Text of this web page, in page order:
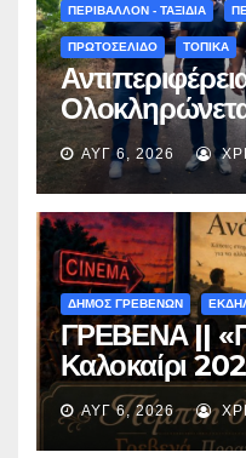
ΠΕΡΙΒΑΛΛΟΝ - ΤΑΞΙΔΙΑ
ΠΡΩΤΟΣΕΛΙΔΟ ΤΟΠΙΚΑ
Περιβόλι –
ΑΥΓ 6, 2026
ΔΗΜΟΣ ΓΡΕΒΕΝΩΝ
ΓΡΕΒΕΝΑ ||
Καλοκαίρι
με την
«Μικρές
ΑΥΓ 6, 2026